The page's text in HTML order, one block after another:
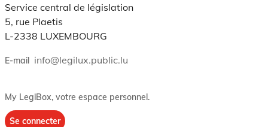
Service central de législation
5, rue Plaetis
L-2338 LUXEMBOURG
E-mail info@legilux.public.lu
My LegiBox, votre espace personnel.
Se connecter